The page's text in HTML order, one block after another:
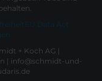
EU Data Act
+ Koch AG |
| info@schmidt-und-